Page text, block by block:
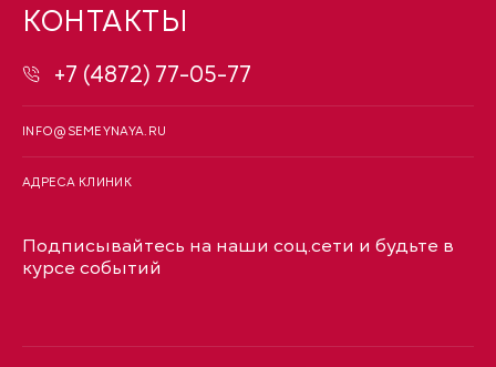
КОНТАКТЫ
+7 (4872) 77-05-77
INFO@SEMEYNAYA.RU
АДРЕСА КЛИНИК
Подписывайтесь на наши соц.сети и будьте в
курсе событий